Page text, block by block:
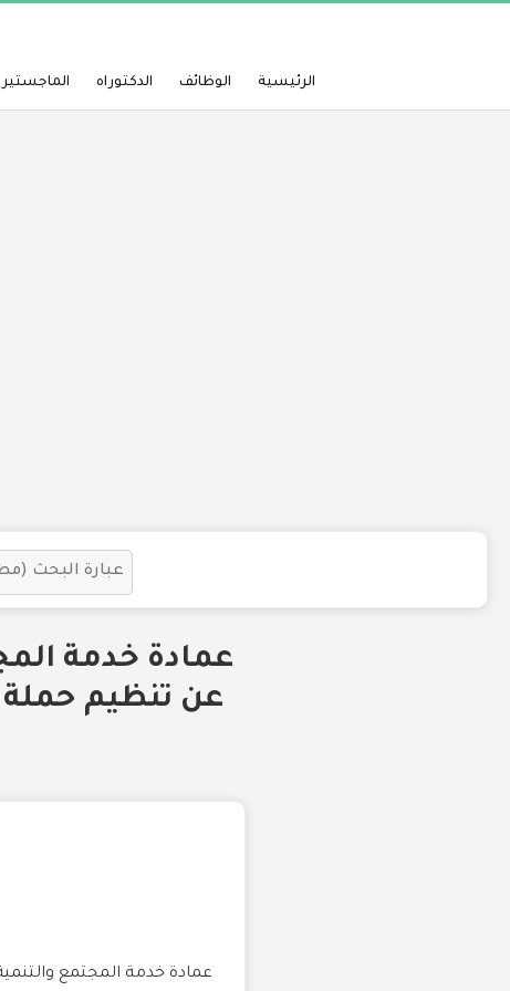
الرئيسية الوظائف الدكتوراه الماجستير
عمادة خدمة
عن تنظيم حملة
عمادة خدمة المجتمع